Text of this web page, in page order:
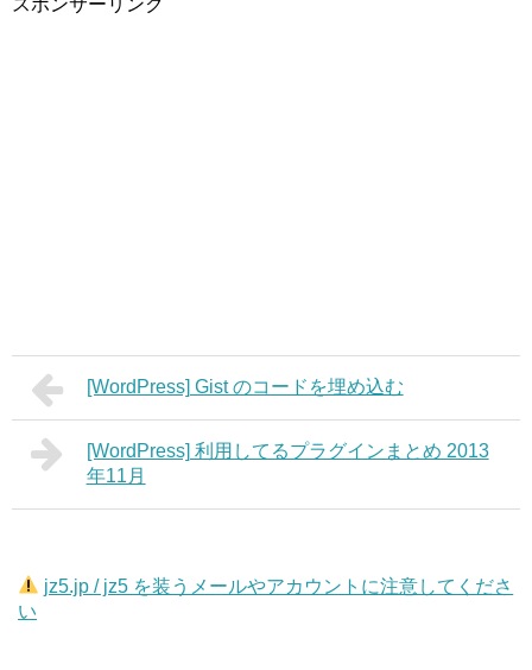
[WordPress] Gist のコードを埋め込む
[WordPress] 利用してるプラグインまとめ 2013
年11月
jz5.jp / jz5 を装うメールやアカウントに注意してくださ
い